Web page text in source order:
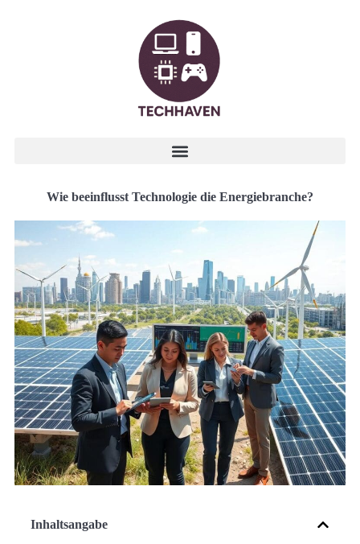
Wie beeinflusst Technologie die Energiebranche?
Inhaltsangabe